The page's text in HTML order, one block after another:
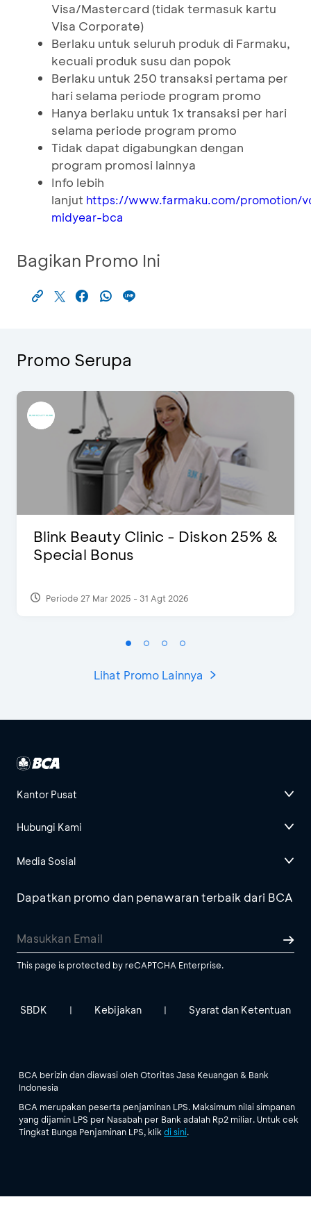
Visa/Mastercard (tidak termasuk kartu
Visa Corporate)
Berlaku untuk seluruh produk di Farmaku,
kecuali produk susu dan popok
Berlaku untuk 250 transaksi pertama per
hari selama periode program promo
Hanya berlaku untuk 1x transaksi per hari
selama periode program promo
Tidak dapat digabungkan dengan
program promosi lainnya
Info lebih
lanjut https://www.farmaku.com/promotion/
midyear-bca
Bagikan Promo Ini
Promo Serupa
Blink Beauty Clinic - Diskon 25% &
Special Bonus
Periode 27 Mar 2025 - 31 Agt 2026
Lihat Promo Lainnya
Kantor Pusat
Hubungi Kami
Media Sosial
Dapatkan promo dan penawaran terbaik dari BCA
This page is protected by reCAPTCHA Enterprise.
SBDK | Kebijakan | Syarat dan Ketentuan
BCA berizin dan diawasi oleh Otoritas Jasa Keuangan & Bank
Indonesia
BCA merupakan peserta penjaminan LPS. Maksimum nilai simpanan
yang dijamin LPS per Nasabah per Bank adalah Rp2 miliar. Untuk cek
Tingkat Bunga Penjaminan LPS, klik di sini.